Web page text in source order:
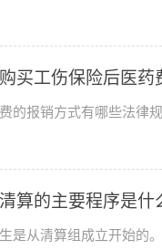
买工伤保险后医药
的报销方式有哪些法律
算的主要程序是什
是从清算组成立开始的